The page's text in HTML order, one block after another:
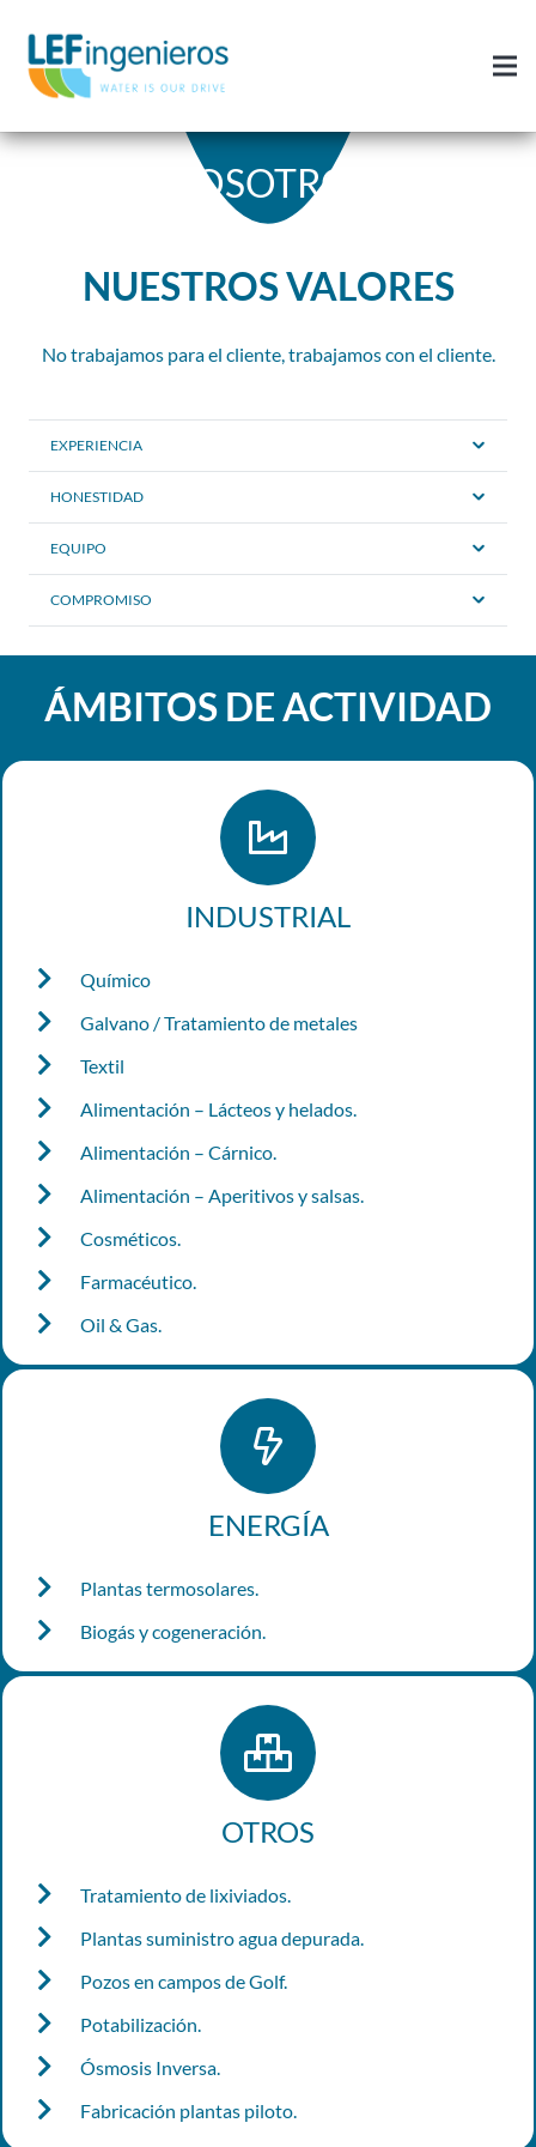
NOSOTROS
NUESTROS VALORES
No trabajamos para el cliente, trabajamos con el cliente.
EXPERIENCIA
HONESTIDAD
EQUIPO
COMPROMISO
ÁMBITOS DE ACTIVIDAD
INDUSTRIAL
Químico
Galvano / Tratamiento de metales
Textil
Alimentación – Lácteos y helados.
Alimentación – Cárnico.
Alimentación – Aperitivos y salsas.
Cosméticos.
Farmacéutico.
Oil & Gas.
ENERGÍA
Plantas termosolares.
Biogás y cogeneración.
OTROS
Tratamiento de lixiviados.
Plantas suministro agua depurada.
Pozos en campos de Golf.
Potabilización.
Ósmosis Inversa.
Fabricación plantas piloto.